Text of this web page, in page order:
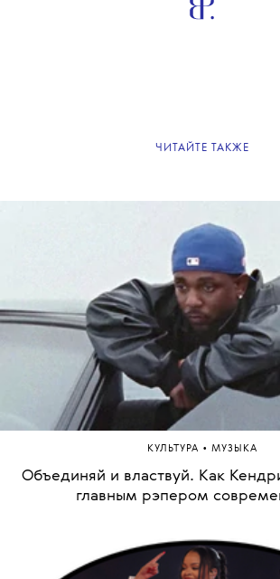
ЧИТАЙТЕ ТАКЖЕ
КУЛЬТУРА • МУЗЫКА
Объединяй и властвуй. Как
главным рэпером